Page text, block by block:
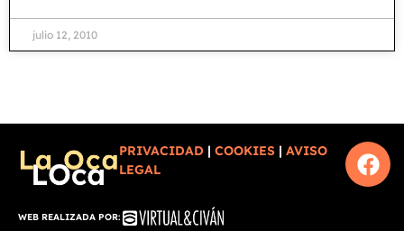
julio 12, 2010
PRIVACIDAD | COOKIES | AVISO
LEGAL
WEB REALIZADA POR: